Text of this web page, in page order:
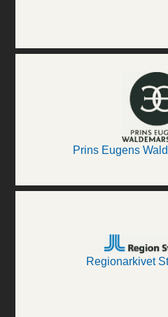
Prins Eugens
Regionarkivet